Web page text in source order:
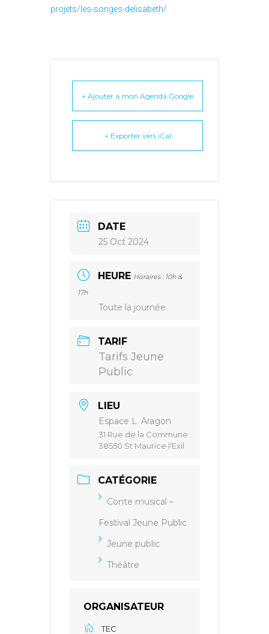
projets/les-songes-delisabeth/
+ Ajouter à mon Agenda Google
+ Exporter vers iCal
DATE
25 Oct 2024
HEURE Horaires : 10h &
17h
Toute la journée
TARIF
Tarifs Jeune
Public
LIEU
Espace L. Aragon
31 Rue de la Commune
38550 St Maurice l'Exil
CATÉGORIE
Conte musical –
Festival Jeune Public
Jeune public
Théâtre
ORGANISATEUR
TEC